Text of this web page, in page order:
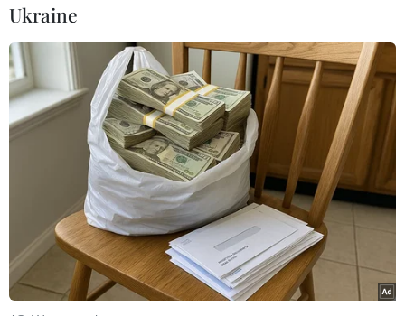
#An ninh #Myanmar
#Cố vấn nhà nước Myanmar
Ukraine